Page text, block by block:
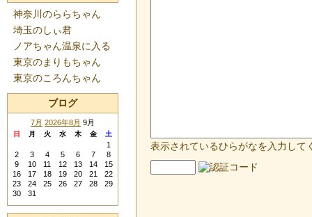
表示されているひらがなを入力して
神奈川のららちゃん
埼玉のしぃ君
ノアちゃん温泉に入る
東京のまりもちゃん
東京のころんちゃん
ブログ
7月 2026年8月 9月
日 月 火 水 木 金 土
1
2
3 4 5 6 7
8
9
10 11 12 13 14
15
16
17 18 19 20 21
22
23
24 25 26 27 28
29
30
31